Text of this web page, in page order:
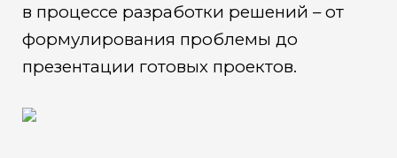
в процессе разработки решений – от
формулирования проблемы до
презентации готовых проектов.